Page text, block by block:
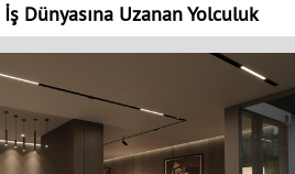
Dünyasına Uzanan Yolculuk